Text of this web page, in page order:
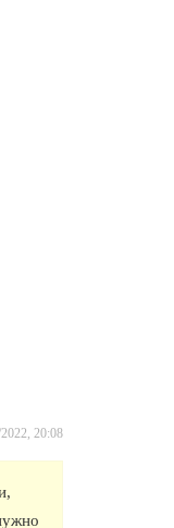
20:08